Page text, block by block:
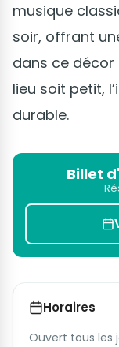
musique
soir, offrant
dans ce décor
lieu soit petit,
durable.
Billet
Horaires
Ouvert tous les